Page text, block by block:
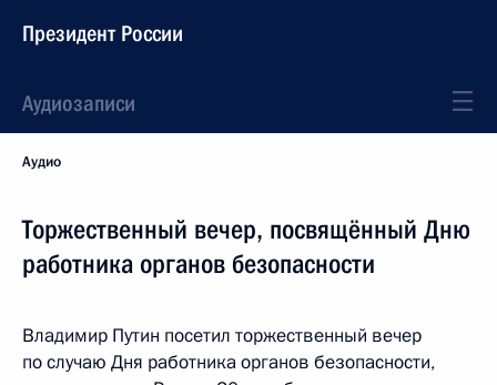
Президент России
Аудиозаписи
Аудио
Торжественный вечер, посвящённый Дню
работника органов безопасности
Владимир Путин посетил торжественный вечер
по случаю Дня работника органов безопасности,